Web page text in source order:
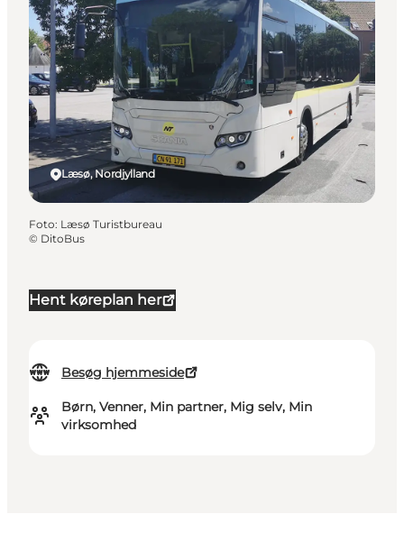
Hent køreplan her
Besøg hjemmeside
Børn, Venner, Min partner, Mig selv, Min
virksomhed
Læsø, Nordjylland
Foto: Læsø Turistbureau
© DitoBus